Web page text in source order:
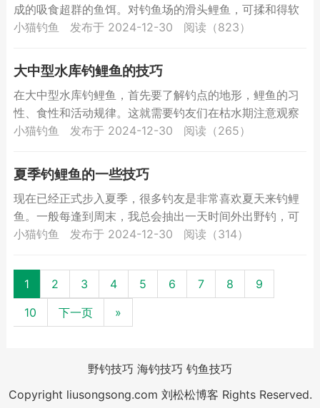
成的吸食超群的鱼饵。对钓鱼场的滑头鲤鱼，可揉和得软
些，沉住气垂钓。重量：250G 天下无双:是浮漂钓的鲤
小猫钓鱼 发布于 2024-12-30 阅读（823）
大中型水库钓鲤鱼的技巧
在大中型水库钓鲤鱼，首先要了解钓点的地形，鲤鱼的习
性、食性和活动规律。这就需要钓友们在枯水期注意观察
钓点周围的情况，注意每一处沟沟坎坎和高低不平处，对
小猫钓鱼 发布于 2024-12-30 阅读（265）
夏季钓鲤鱼的一些技巧
现在已经正式步入夏季，很多钓友是非常喜欢夏天来钓鲤
鱼。一般每逢到周末，我总会抽出一天时间外出野钓，可
能这都已经变成了一个习惯吧。 夏天，天气温度高，很多
小猫钓鱼 发布于 2024-12-30 阅读（314）
1 2 3 4 5 6 7 8
9
10
下一页 »
野钓技巧 海钓技巧 钓鱼技巧
Copyright liusongsong.com 刘松松博客 Rights Reserved.